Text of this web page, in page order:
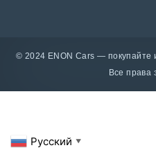
© 2024 ENON Cars — покупайте
Все права
Русский ▼